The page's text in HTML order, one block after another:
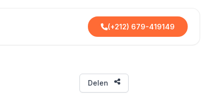
(+212) 679-419149
Delen